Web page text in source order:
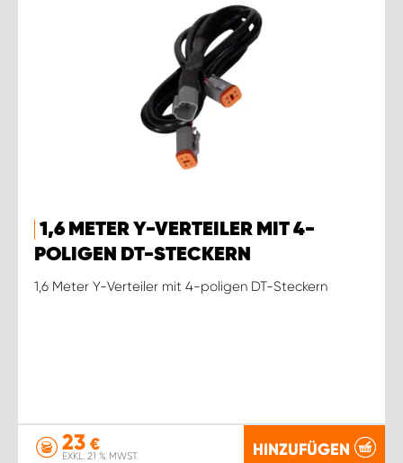
1,6 METER Y-VERTEILER MIT 4-
POLIGEN DT-STECKERN
1,6 Meter Y-Verteiler mit 4-poligen DT-Steckern
23 €
EXKL. 21 % MWST. HINZUFÜGEN